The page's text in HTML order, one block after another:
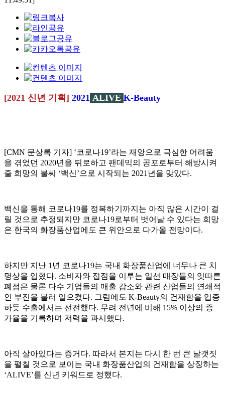
[2021 신년 기획] 2021 ALIVE K-Beauty
[CMN 문상록 기자] ‘코로나19’라는 재앙으로 극심한 어려움
을 겪었던 2020년을 뒤로하고 팬데믹의 공포로부터 해방시켜
줄 희망의 불씨 ‘백신’으로 시작되는 2021년을 맞았다.
백신을 통해 코로나19를 정복하기까지는 아직 많은 시간이 걸
릴 것으로 추정되지만 코로나19로부터 벗어날 수 있다는 희망
은 한국의 화장품산업에도 큰 위안으로 다가올 전망이다.
하지만 지난 1년 코로나19는 국내 화장품산업에 너무나 큰 치
명상을 입혔다. 소비자와 접점을 이루는 일선 매장들의 잇따른
폐점은 물론 다수 기업들의 매출 감소와 관련 산업들의 연쇄적
인 부진을 불러 일으켰다. 그럼에도 K-Beauty의 건재함을 입증
하듯 수출에서는 선전했다. 무려 전년에 비해 15% 이상의 증
가율을 기록하며 저력을 과시했다.
아직 살아있다는 증거다. 따라서 본지는 다시 한 번 큰 날갯짓
을 펼칠 것으로 보이는 국내 화장품산업의 건재함을 상징하는
‘ALIVE’를 신년 키워드로 정했다.